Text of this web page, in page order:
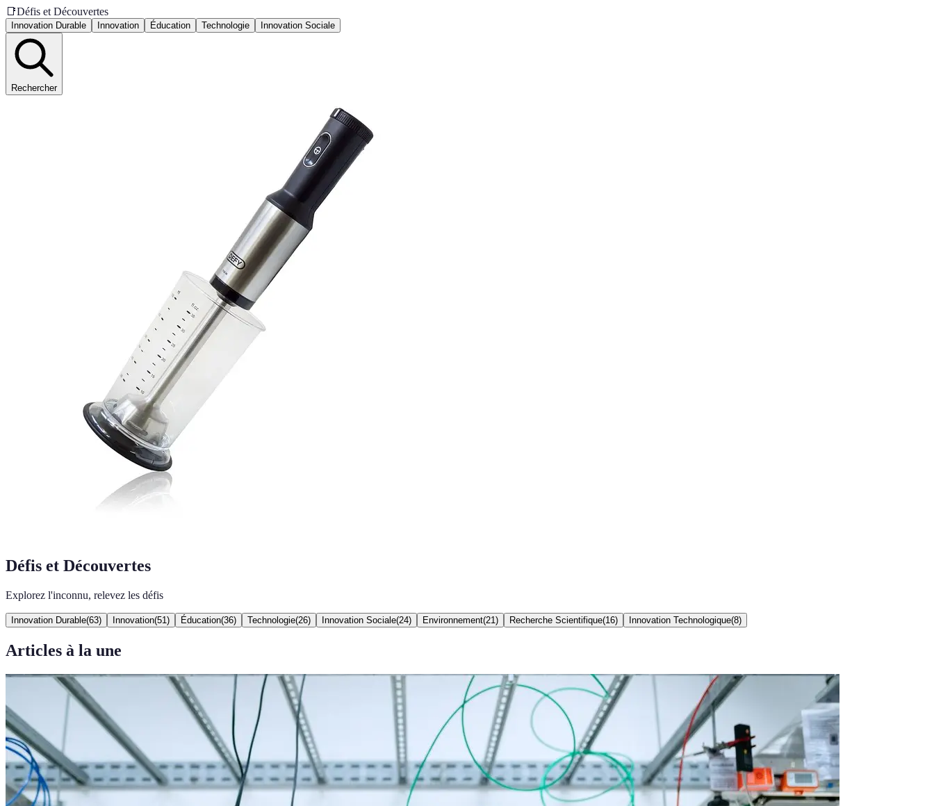
📑Défis et Découvertes
Innovation Durable Innovation Éducation Technologie Innovation Sociale
Rechercher
Défis et Découvertes
Explorez l'inconnu, relevez les défis
Innovation Durable(63) Innovation(51 ) Éducation(36) Technologie(26) Innovation Sociale(24) Environnement(21 ) Recherche Scientifique(16) Innovation Technologique(8)
Articles à la une